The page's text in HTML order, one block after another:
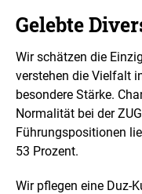
Gelebte
Wir schätzen die
verstehen die Vielfalt
besondere Stärke.
Normalität bei der
Führungspositionen
53 Prozent.
Wir pflegen eine Duz-